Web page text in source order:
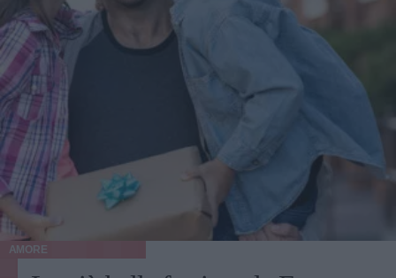
AMORE